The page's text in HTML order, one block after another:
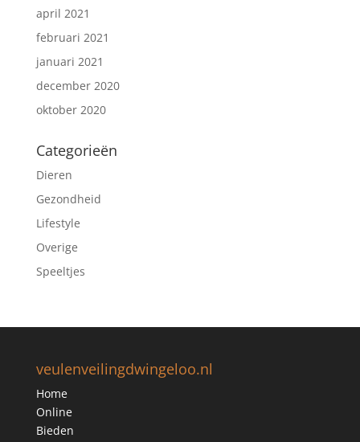
april 2021
februari 2021
januari 2021
december 2020
oktober 2020
Categorieën
Dieren
Gezondheid
Lifestyle
Overige
Speeltjes
veulenveilingdwingeloo.nl
Home
Online
Bieden